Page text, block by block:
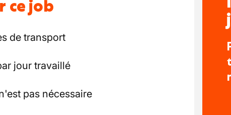
ce job
de transport
jour travaillé
pas nécessaire